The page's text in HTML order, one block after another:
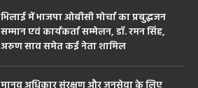
भिलाई में भाजपा ओबीसी मोर्चा का प्रबुद्धजन
सम्मान एवं कार्यकर्ता सम्मेलन, डॉ. रमन सिंह,
अरुण साव समेत कई नेता शामिल